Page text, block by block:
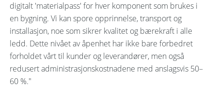
digitalt 'materialpass' for hver komponent som brukes i
en bygning. Vi kan spore opprinnelse, transport og
installasjon, noe som sikrer kvalitet og bærekraft i alle
ledd. Dette nivået av åpenhet har ikke bare forbedret
forholdet vårt til kunder og leverandører, men også
redusert administrasjonskostnadene med anslagsvis 50–
60 %."